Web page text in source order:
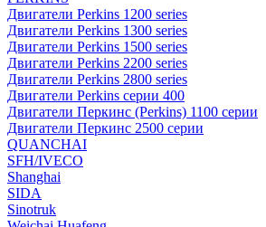
Двигатели Perkins 1200 series
Двигатели Perkins 1300 series
Двигатели Perkins 1500 series
Двигатели Perkins 2200 series
Двигатели Perkins 2800 series
Двигатели Perkins серии 400
Двигатели Перкинс (Perkins) 1100 серии
Двигатели Перкинс 2500 серии
QUANCHAI
SFH/IVECO
Shanghai
SIDA
Sinotruk